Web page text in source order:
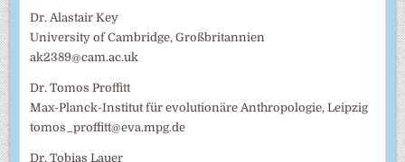
Dr. Alastair Key
University of Cambridge, Großbritannien
ak2389@cam.ac.uk
Dr. Tomos Proffitt
Max-Planck-Institut für evolutionäre Anthropologie, Leipzig
tomos_proffitt@eva.mpg.de
Dr. Tobias Lauer